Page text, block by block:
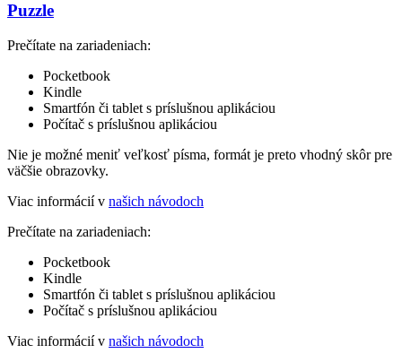
Puzzle
Prečítate na zariadeniach:
Pocketbook
Kindle
Smartfón či tablet s príslušnou aplikáciou
Počítač s príslušnou aplikáciou
Nie je možné meniť veľkosť písma, formát je preto vhodný skôr pre
väčšie obrazovky.
Viac informácií v našich návodoch
Prečítate na zariadeniach:
Pocketbook
Kindle
Smartfón či tablet s príslušnou aplikáciou
Počítač s príslušnou aplikáciou
Viac informácií v našich návodoch